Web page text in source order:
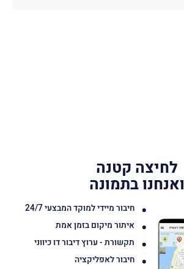
לחיצה קטנה
ואנחנו בתמונה
חיבור מיידי למוקד המבצעי 24/7
איתור מיקום בזמן אמת
תקשורת - ערוץ דיבור דו כיווני
חיבור לאפליקציה